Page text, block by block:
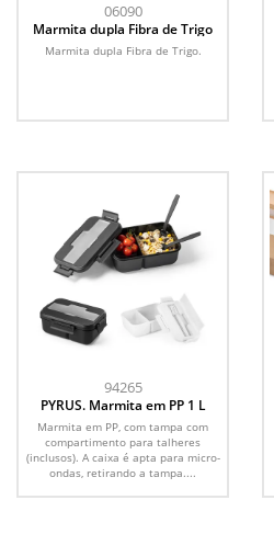
06090
Marmita dupla Fibra de Trigo
Marmita dupla Fibra de Trigo.
94265
PYRUS. Marmita em PP 1 L
Marmita em PP, com tampa com
compartimento para talheres
(inclusos). A caixa é apta para micro-
ondas, retirando a tampa....